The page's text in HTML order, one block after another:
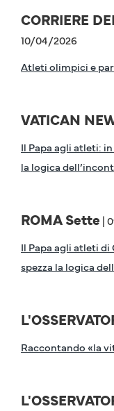
CORRIERE
10/04/2026
Atleti olimpici e
VATICAN
Il Papa agli atleti:
la logica
ROMA Sette |
Il Papa agli atleti
spezza la logica
Raccontando «la